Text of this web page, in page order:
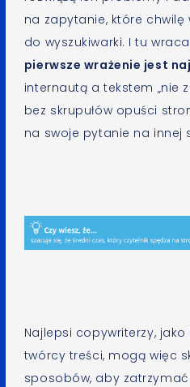
na zapytanie, które chwilę
do wyszukiwarki. I tu
pierwsze wrażenie jest
internautą a tekstem „nie
bez skrupułów opuści
na swoje pytanie na innej
Najlepsi copywriterzy,
twórcy treści, mogą więc
sposobów, aby